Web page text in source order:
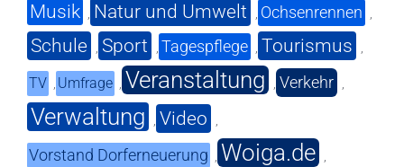
Musik , Natur und Umwelt , Ochsenrennen ,
Schule , Sport , Tagespflege , Tourismus ,
TV , Umfrage , Veranstaltung , Verkehr ,
Verwaltung , Video ,
Vorstand Dorferneuerung , Woiga.de ,